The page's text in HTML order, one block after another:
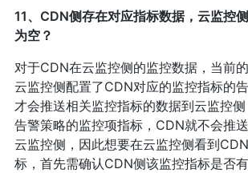
11、CDN侧存在对应指标数据，云监控
为空？
对于CDN在云监控侧的监控数据，当前
云监控侧配置了CDN对应的监控指标的
才会推送相关监控指标的数据到云监控
告警策略的监控项指标，CDN就不会推
云监控侧，因此想要在云监控侧看到
标，首先需确认CDN侧该监控指标是否